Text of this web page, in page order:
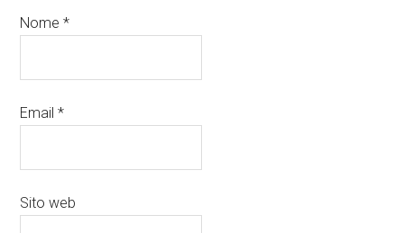
Nome*
Email*
Sito web